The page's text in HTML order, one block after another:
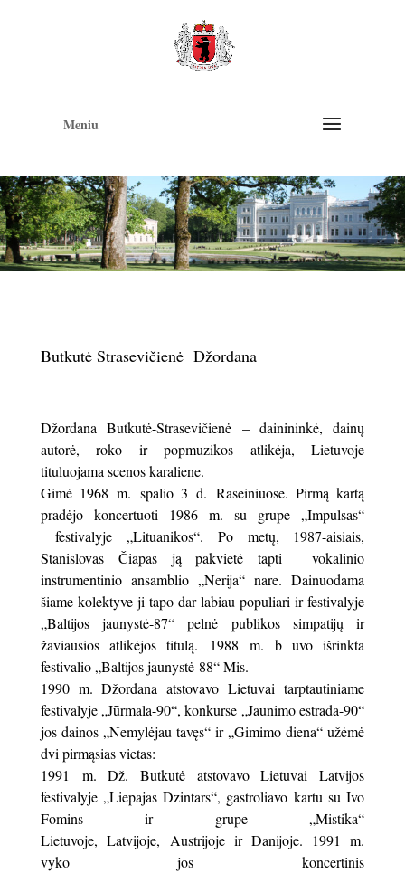
Meniu
Butkutė Strasevičienė Džordana
Džordana Butkutė-Strasevičienė – dainininkė, dainų
autorė, roko ir popmuzikos atlikėja, Lietuvoje
tituluojama scenos karaliene.
Gimė 1968 m. spalio 3 d. Raseiniuose. Pirmą kartą
pradėjo koncertuoti 1986 m. su grupe „Impulsas“
festivalyje „Lituanikos“. Po metų, 1987-aisiais,
Stanislovas Čiapas ją pakvietė tapti vokalinio
instrumentinio ansamblio „Nerija“ nare. Dainuodama
šiame kolektyve ji tapo dar labiau populiari ir festivalyje
„Baltijos jaunystė-87“ pelnė publikos simpatijų ir
žaviausios atlikėjos titulą. 1988 m. b uvo išrinkta
festivalio „Baltijos jaunystė-88“ Mis.
1990 m. Džordana atstovavo Lietuvai tarptautiniame
festivalyje „Jūrmala-90“, konkurse „Jaunimo estrada-90“
jos dainos „Nemylėjau tavęs“ ir „Gimimo diena“ užėmė
dvi pirmąsias vietas:
1991 m. Dž. Butkutė atstovavo Lietuvai Latvijos
festivalyje „Liepajas Dzintars“, gastroliavo kartu su Ivo
Fomins ir grupe „Mistika“
Lietuvoje, Latvijoje, Austrijoje ir Danijoje. 1991 m.
vyko jos koncertinis